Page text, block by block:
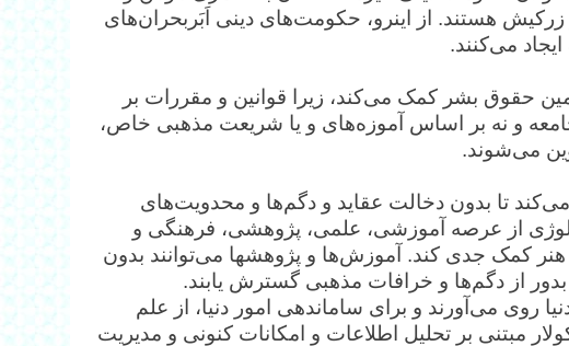
هستند. از اینرو، حکومت‌های دینی اَبَربحران‌های
می‌کنند.
حقوق بشر کمک می‌کند، زیرا قوانین و مقررات بر
و نه بر اساس آموزه‌های و یا شریعت مذهبی خاص،
می‌شوند.
تا بدون دخالت عقاید و دگم‌ها و محدویت‌های
از عرصه آموزشی، علمی، پژوهشی، فرهنگی و
کمک جدی کند. آموزش‌ها و پژوهشها می‌توانند بدون
از دگم‌ها و خرافات مذهبی گسترش یابند.
روی می‌آورند و برای ساماندهی امور دنیا، از علم
مبتنی بر تحلیل اطلاعات و امکانات کنونی و مدیریت